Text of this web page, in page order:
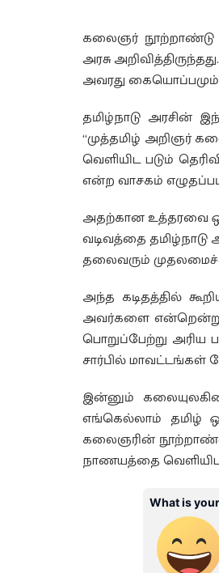
கலைஞர் நூற்றாண்டு
அரசு
அவரது கையொப்பமும்
தமிழ்நாடு அரசின்
“முத்தமிழ் அறிஞர்
வெளியிட படும்
என்ற வாசகம்
அதற்கான உத்தரவை
வடிவத்தை தமிழ்நாடு
தலைவரும்
அந்த கடிதத்தில்
அவர்களை
பொறுப்பேற்று அரிய
சார்பில் மாவட்டங்கள்
இன்னும்
எங்கெல்லாம் தமிழ்
கலைஞரின்
நாணயத்தை வெளியிட